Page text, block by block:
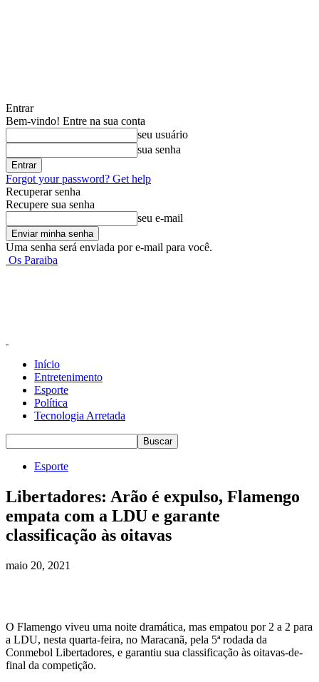
Entrar
Bem-vindo! Entre na sua conta
seu usuário
sua senha
Forgot your password? Get help
Recuperar senha
Recupere sua senha
seu e-mail
Uma senha será enviada por e-mail para você.
Os Paraiba
Início
Entretenimento
Esporte
Política
Tecnologia Arretada
Esporte
Libertadores: Arão é expulso, Flamengo
empata com a LDU e garante
classificação às oitavas
maio 20, 2021
O Flamengo viveu uma noite dramática, mas empatou por 2 a 2 para
a LDU, nesta quarta-feira, no Maracanã, pela 5ª rodada da
Conmebol Libertadores, e garantiu sua classificação às oitavas-de-
final da competição.